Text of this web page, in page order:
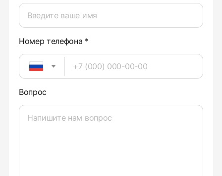
Номер телефона *
Вопрос